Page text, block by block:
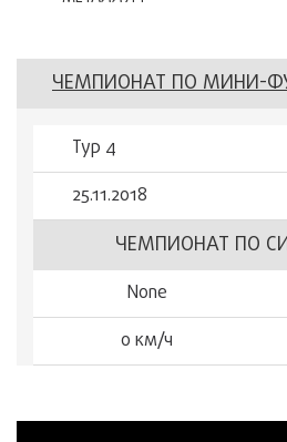
ЧЕМПИОНАТ ПО МИНИ-
Тур 4
25.11.2018
ЧЕМПИОНАТ ПО
None
0 км/ч